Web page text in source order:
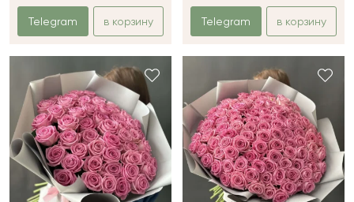
Telegram в корзину Telegram в корзину